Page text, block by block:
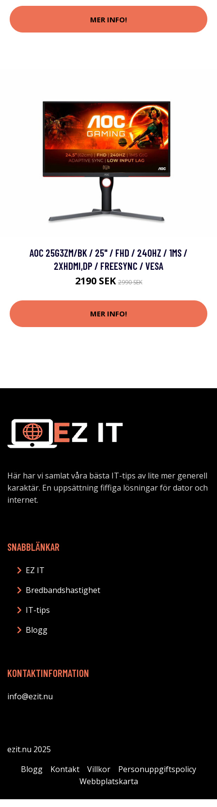
MER INFO!
AOC 25G3ZM/BK / 25" / FHD / 240HZ / 1MS /
2XHDMI,DP / FREESYNC / VESA
2190 SEK2990 SEK
MER INFO!
Här har vi samlat våra bästa IT-tips av lite mer generell
karaktär. En uppsättning fiffiga lösningar för dator och
internet.
SNABBLÄNKAR
EZ IT
Bredbandshastighet
IT-tips
Blogg
KONTAKTINFORMATION
info@ezit.nu
ezit.nu 2025
Blogg
Kontakt Villkor
Personuppgiftspolicy
Webbplatskarta